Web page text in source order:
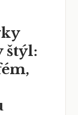
štýl: